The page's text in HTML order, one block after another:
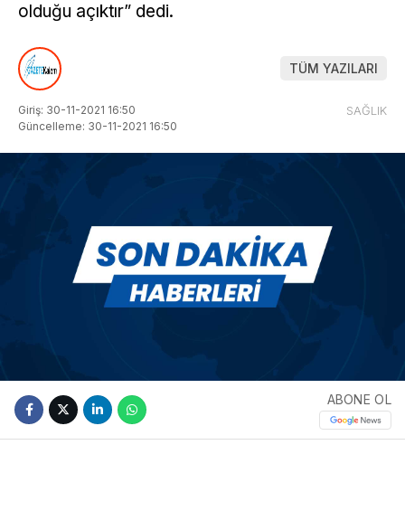
olduğu açıktır” dedi.
TÜM YAZILARI
Giriş: 30-11-2021 16:50
Güncelleme: 30-11-2021 16:50
SAĞLIK
ABONE OL